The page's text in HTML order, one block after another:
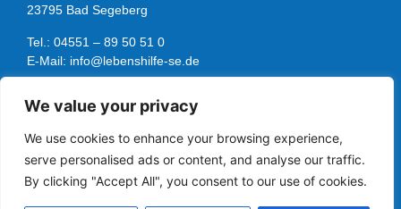
We value your privacy
We use cookies to enhance your browsing experience,
serve personalised ads or content, and analyse our traffic.
By clicking "Accept All", you consent to our use of cookies.
23795 Bad Segeberg
Tel.: 04551 – 89 50 51 0
E-Mail: info@lebenshilfe-se.de
Folge uns